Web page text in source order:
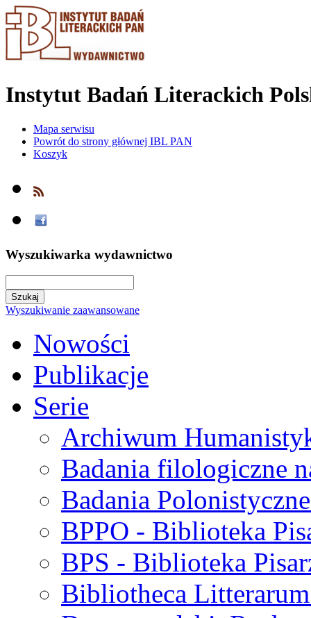
Instytut Badań Literackich
Mapa serwisu
Powrót do strony głównej IBL PAN
Koszyk
Wyszukiwarka wydawnictwo
Wyszukiwanie zaawansowane
Nowości
Publikacje
Serie
Archiwum
Badania filologiczne
Badania
BPPO - Biblioteka
BPS - Biblioteka
Bibliotheca